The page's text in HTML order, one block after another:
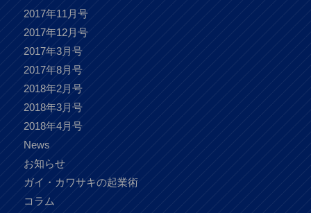
2017年11月号
2017年12月号
2017年3月号
2017年8月号
2018年2月号
2018年3月号
2018年4月号
News
お知らせ
ガイ・カワサキの起業術
コラム